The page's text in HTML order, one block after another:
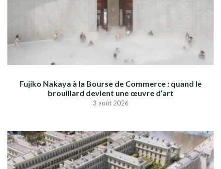
Fujiko Nakaya à la Bourse de Commerce : quand le
brouillard devient une œuvre d’art
3 août 2026